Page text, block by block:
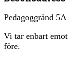
Pedagoggränd
Vi tar enbart
före.